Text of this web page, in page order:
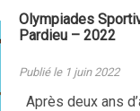
Olympiades
Pardieu – 2022
Publié le 1 juin 2022
Après deux ans